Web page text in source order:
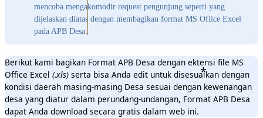
mencoba mengakomodir request pengunjung seperti yang
dijelaskan diatas dengan membagikan format MS Ofiice Excel
pada APB Desa.
Berikut kami bagikan Format APB Desa dengan ektensi file MS
Office Excel (.xls) serta bisa Anda edit untuk disesuaikan dengan
kondisi daerah masing-masing Desa sesuai dengan kewenangan
desa yang diatur dalam perundang-undangan, Format APB Desa
dapat Anda download secara gratis dalam web ini.